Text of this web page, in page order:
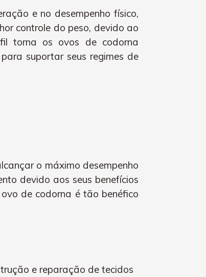
e no desempenho físico,
controle do peso, devido ao
torna os ovos de codorna
suportar seus regimes de
o máximo desempenho
devido aos seus benefícios
de codorna é tão benéfico
e reparação de tecidos